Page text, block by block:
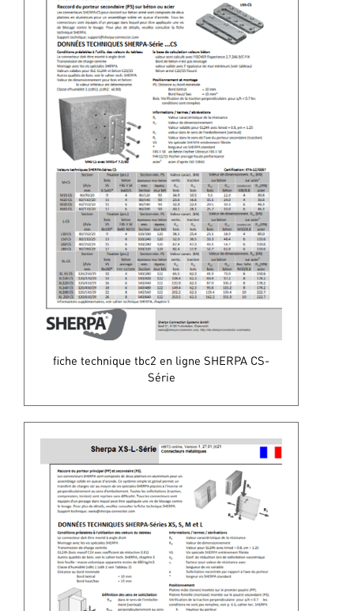
fiche technique tbc2 en ligne SHERPA CS-
Série